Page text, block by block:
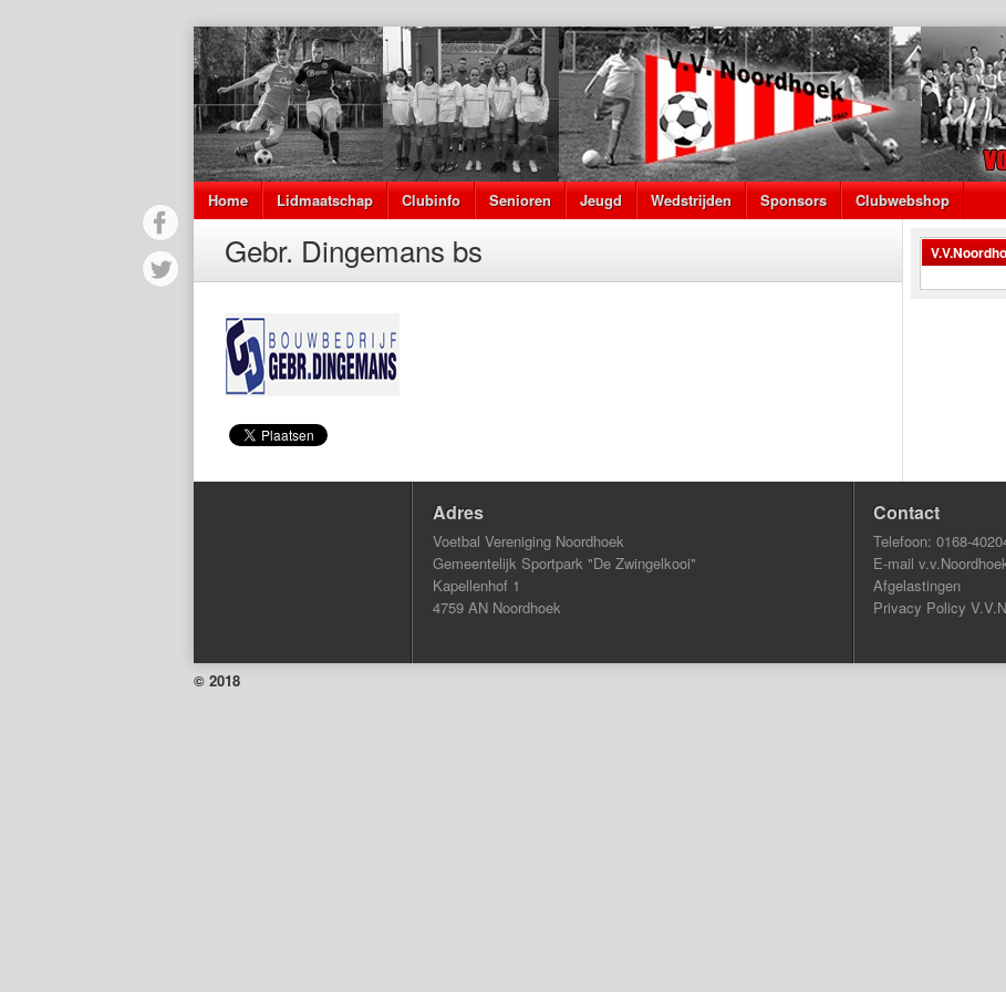
Home Lidmaatschap Clubinfo Senioren Jeugd Wedstrijden Sponsors Clubwebshop
Gebr. Dingemans bs
Adres
Voetbal Vereniging Noordhoek
Gemeentelijk Sportpark "De Zwingelkooi"
Kapellenhof 1
4759 AN Noordhoek
Contact
Telefoon: 0168-
E-mail
Afgelastingen
Privacy Policy
© 2018